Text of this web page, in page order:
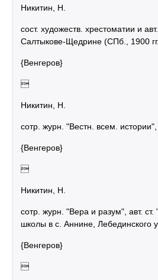
Никитин, Н.
сост. художеств. хрестоматии и
Салтыкове-Щедрине (СПб., 1900
{Венгеров}

Никитин, Н.
сотр. журн. "Вестн. всем.
{Венгеров}

Никитин, Н.
сотр. журн. "Вера и разум", авт.
школы в с. Аннине, Лебединского
{Венгеров}
